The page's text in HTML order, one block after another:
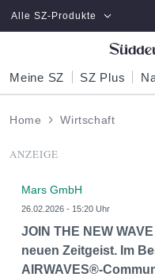
Zum Hauptinhalt springen
Alle SZ-Produkte
Meine SZ SZ Plus
Home Wirtschaft
ANZEIGE
Mars GmbH
26.02.2026 - 15:20 Uhr
JOIN THE NEW
neuen Zeitgeist. Im
AIRWAVES®-